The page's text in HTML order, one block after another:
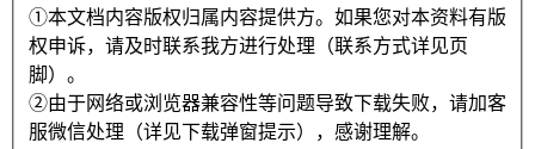
①本文档内容版权归属内容提供方。如果您对本资料有版
权申诉，请及时联系我方进行处理（联系方式详见页
脚）。
②由于网络或浏览器兼容性等问题导致下载失败，请加客
服微信处理（详见下载弹窗提示），感谢理解。